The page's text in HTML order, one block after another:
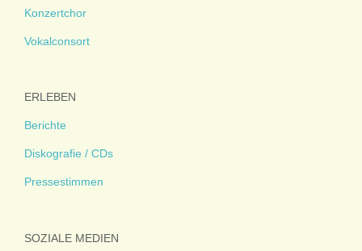
Konzertchor
Vokalconsort
ERLEBEN
Berichte
Diskografie / CDs
Pressestimmen
SOZIALE MEDIEN